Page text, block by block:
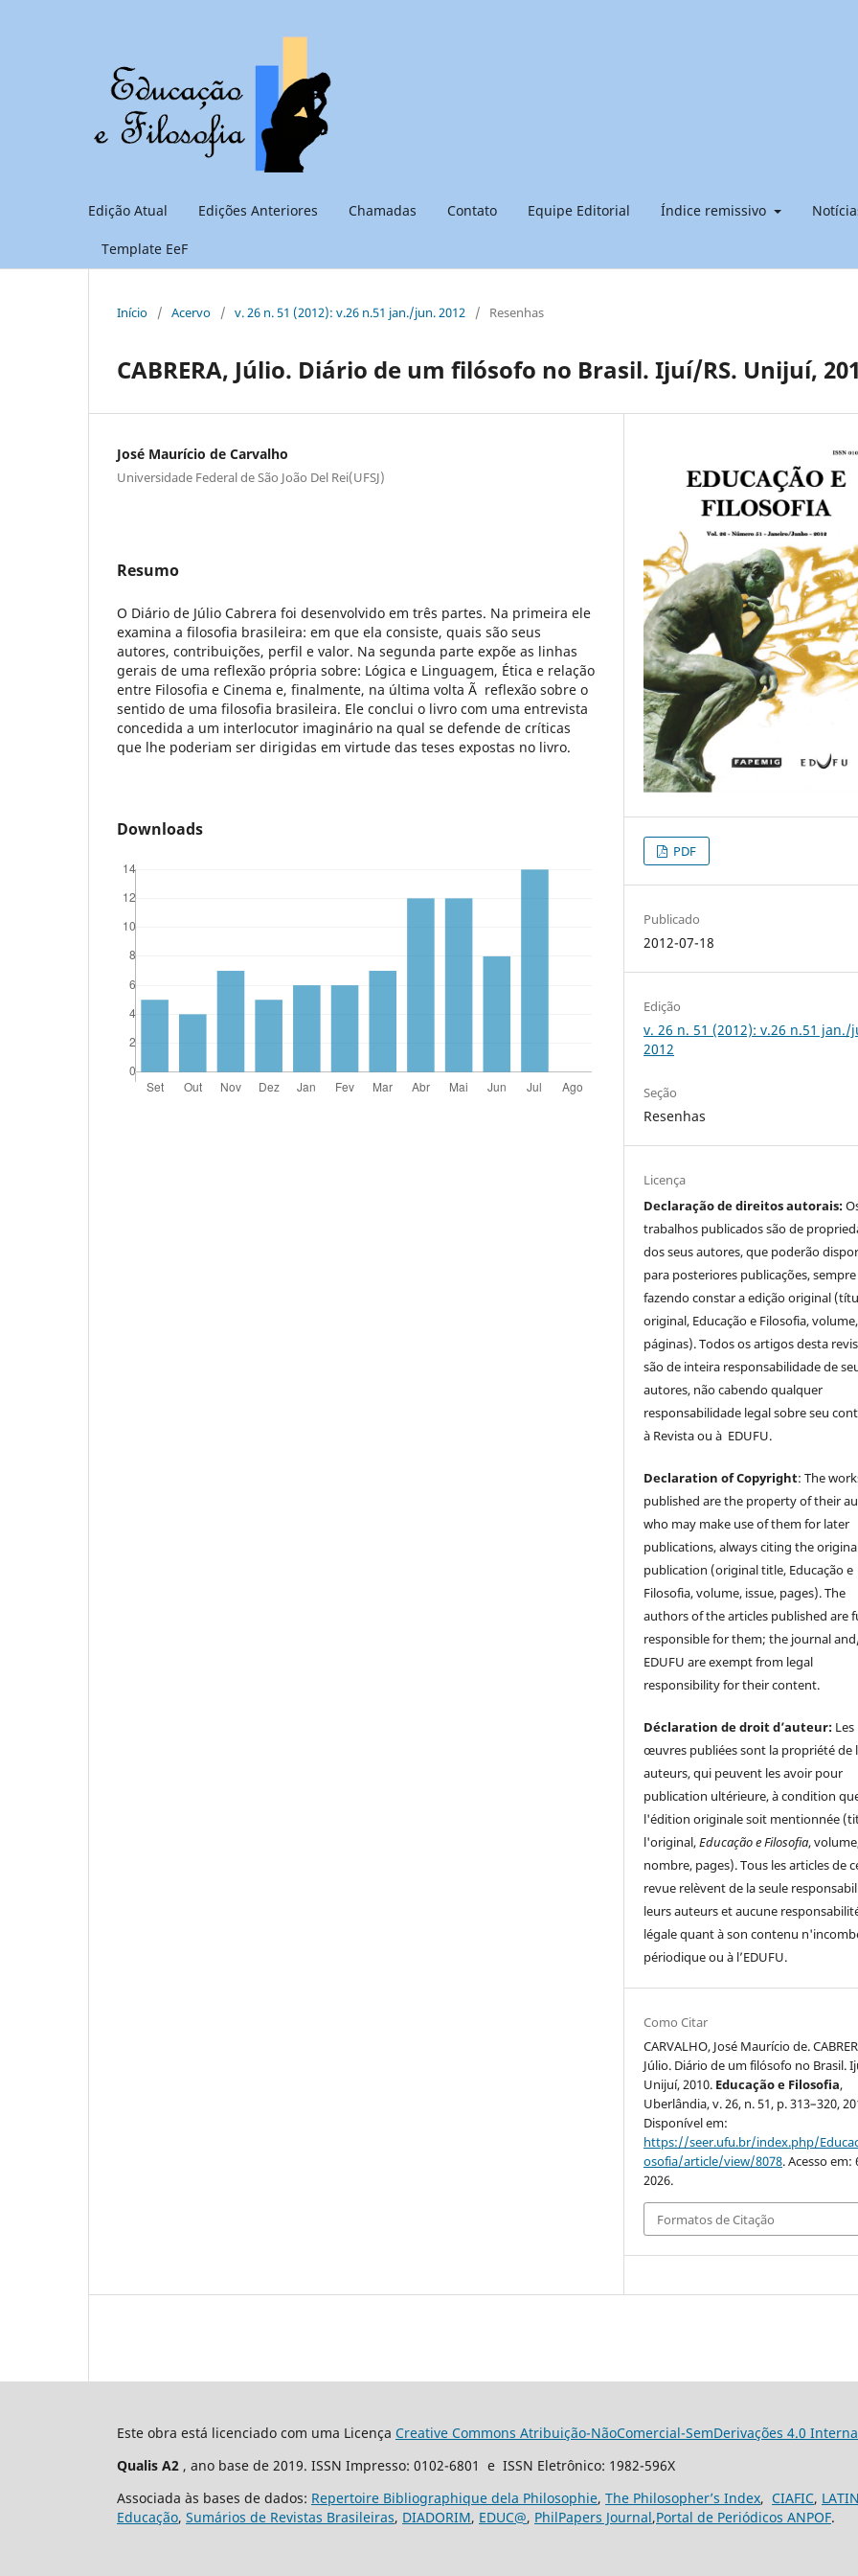
Edição Atual Edições Anteriores Chamadas Contato Equipe Editorial Índice remissivo
Template EeF
Início / Acervo / v. 26 n. 51 (2012): v.26 n.51 jan./jun. 2012 / Resenhas
CABRERA, Júlio. Diário de um filósofo no Brasil. Ijuí/RS. Unijuí,
José Maurício de Carvalho
Universidade Federal de São João Del Rei(UFSJ)
Resumo
O Diário de Júlio Cabrera foi desenvolvido em três partes. Na primeira ele
examina a filosofia brasileira: em que ela consiste, quais são seus
autores, contribuições, perfil e valor. Na segunda parte expõe as linhas
gerais de uma reflexão própria sobre: Lógica e Linguagem, Ética e relação
entre Filosofia e Cinema e, finalmente, na última volta Ã reflexão sobre o
sentido de uma filosofia brasileira. Ele conclui o livro com uma entrevista
concedida a um interlocutor imaginário na qual se defende de críticas
que lhe poderiam ser dirigidas em virtude das teses expostas no livro.
Downloads
PDF
Publicado
2012-07-18
Edição
v. 26 n. 51 (2012): v.26 n.51 jan./
2012
Seção
Resenhas
Licença
Declaração de direitos autorais:
trabalhos publicados são de
dos seus autores, que poderão
para posteriores publicações, sempre
fazendo constar a edição original
original, Educação e Filosofia,
páginas). Todos os artigos desta
são de inteira responsabilidade de
autores, não cabendo qualquer
responsabilidade legal sobre seu
à Revista ou à EDUFU.
Declaration of Copyright: The
published are the property of their
who may make use of them for later
publications, always citing the
publication (original title, Educação e
Filosofia, volume, issue, pages). The
authors of the articles published are
responsible for them; the journal
EDUFU are exempt from legal
responsibility for their content.
Déclaration de droit d’auteur: Les
œuvres publiées sont la propriété de
auteurs, qui peuvent les avoir pour
publication ultérieure, à condition
l'édition originale soit mentionnée
l'original,Educação e Filosofia,
nombre, pages). Tous les articles de
revue relèvent de la seule
leurs auteurs et aucune
légale quant à son contenu
périodique ou à l’EDUFU.
Como Citar
CARVALHO, José Maurício de.
Júlio. Diário de um filósofo no Brasil.
Unijuí, 2010. Educação e Filosofia,
Uberlândia, v. 26, n. 51, p. 313–320,
Disponível em:
https://seer.ufu.br/index.php/
osofia/article/view/8078. Acesso em:
2026.
Formatos de Citação
Este obra está licenciado com uma Licença Creative Commons Atribuição-NãoComercial-SemDerivações 4.0
Qualis A2 , ano base de 2019. ISSN Impresso: 0102-6801 e ISSN Eletrônico: 1982-596X
Associada às bases de dados: Repertoire Bibliographique dela Philosophie, The Philosopher’s Index, CIAFIC,
Educação, Sumários de Revistas Brasileiras, DIADORIM, EDUC@, PhilPapers Journal,Portal de Periódicos ANPOF.